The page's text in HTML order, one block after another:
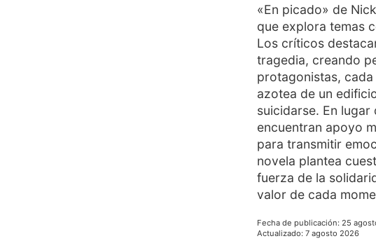
«En picado» de
que explora temas
Los críticos
tragedia, creando
protagonistas,
azotea de un
suicidarse. En
encuentran apoyo
para transmitir
novela plantea
fuerza de la
valor de cada
Fecha de publicación: 25
Actualizado: 7 agosto 2026